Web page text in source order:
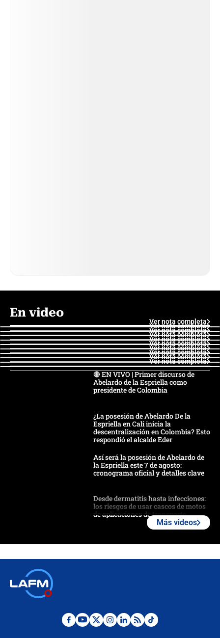
En video
Ver nota completa
Ver nota completa
Ver nota completa
Ver nota completa
Ver nota completa
Ver nota completa
Ver nota completa
Ver nota completa
Ver nota completa
Ver nota completa
🔴 EN VIVO | Primer discurso de
Abelardo de la Espriella como
presidente de Colombia
¿La posesión de Abelardo De la
Espriella en Cali inicia la
descentralización en Colombia? Esto
respondió el alcalde Eder
Así será la posesión de Abelardo de
la Espriella este 7 de agosto:
cronograma oficial y detalles clave
Desde dermatitis hasta infecciones:
los riesgos de usar cascos de motos
de aplicaciones de transporte
Posesión de Abelardo De La Espriella
Más videos